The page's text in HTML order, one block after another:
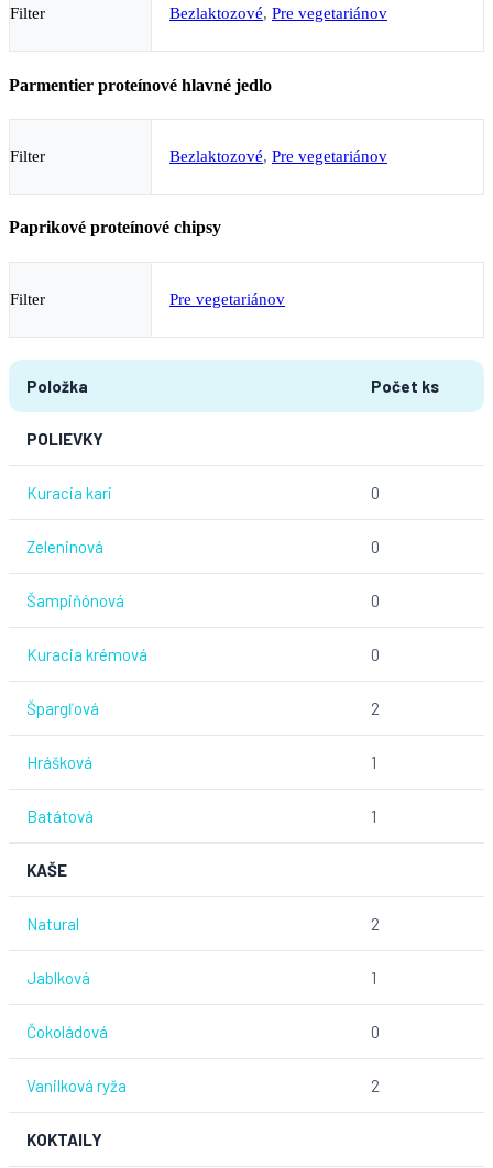
Filter Bezlaktozové, Pre vegetariánov
Parmentier proteínové hlavné jedlo
Filter Bezlaktozové, Pre vegetariánov
Paprikové proteínové chipsy
Filter Pre vegetariánov
Položka Počet ks
POLIEVKY
Kuracia kari 0
Zeleninová 0
Šampiňónová 0
Kuracia krémová 0
Špargľová 2
Hrášková 1
Batátová 1
KAŠE
Natural 2
Jablková 1
Čokoládová 0
Vanilková ryža 2
KOKTAILY